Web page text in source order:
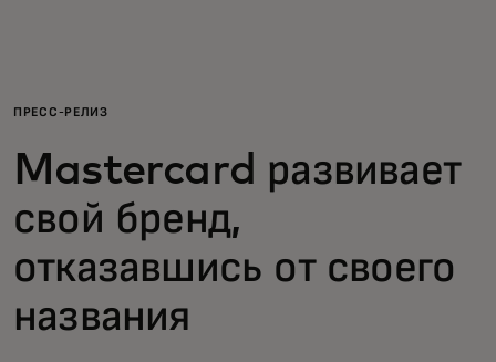
Для бизнеса
Для всего мира
Для новаторов
Новости и тренды
ПРЕСС-РЕЛИЗ
Mastercard развивает
свой бренд,
отказавшись от своего
названия